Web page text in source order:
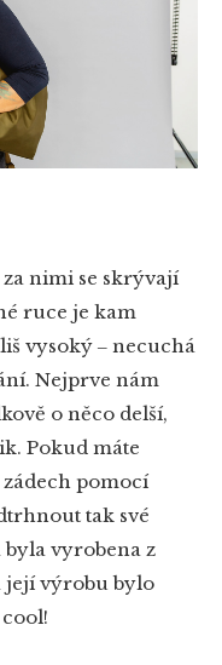
za nimi se skrývají
ruce je kam
vysoký ‒ necuchá
Nejprve nám
o něco delší,
Pokud máte
pomocí
tak své
byla vyrobena z
její výrobu bylo